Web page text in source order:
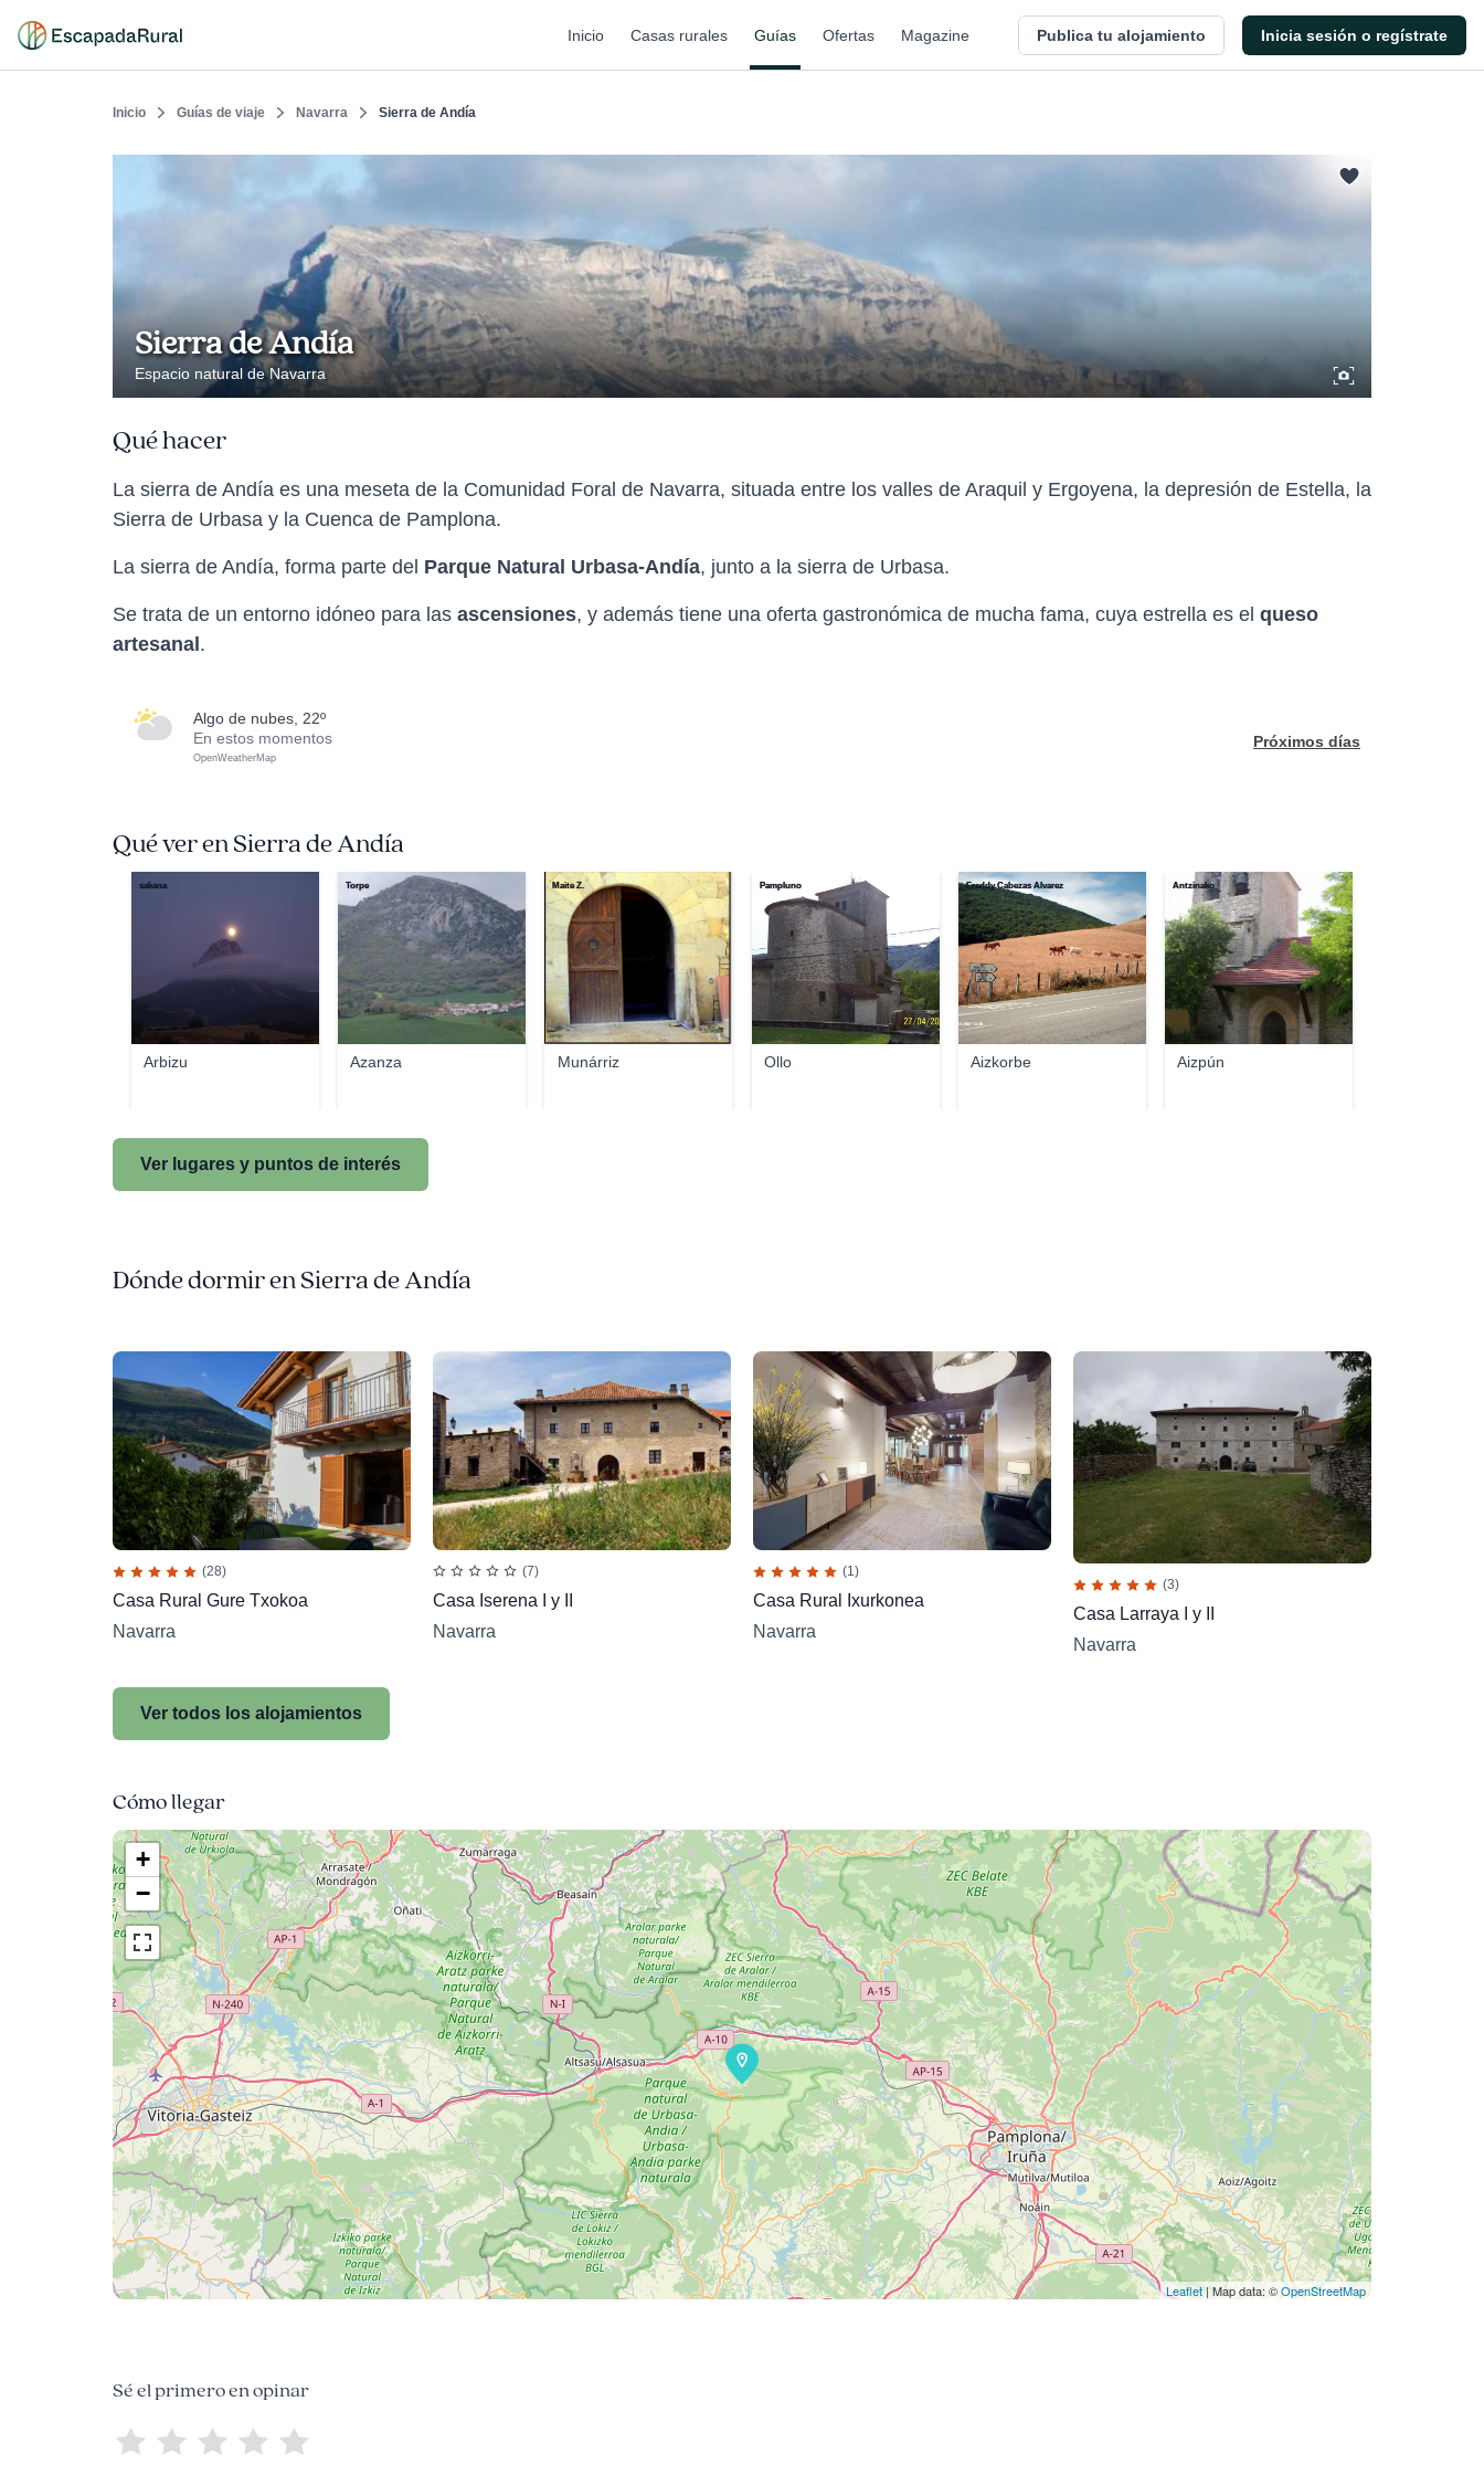
Inicio Casas rurales Guías Ofertas Magazine Publica tu alojamiento Inicia sesión o regístrate
Inicio Guías de viaje Navarra Sierra de Andía
Sierra de Andía
Espacio natural de Navarra
Qué hacer
La sierra de Andía es una meseta de la Comunidad Foral de Navarra, situada entre los valles de Araquil y Ergoyena, la depresión de Estella, la
Sierra de Urbasa y la Cuenca de Pamplona.
La sierra de Andía, forma parte del Parque Natural Urbasa-Andía, junto a la sierra de Urbasa.
Se trata de un entorno idóneo para las ascensiones, y además tiene una oferta gastronómica de mucha fama, cuya estrella es el queso
artesanal .
algo de nubes, 22º
En estos momentos
OpenWeatherMap
Próximos días
Qué ver en Sierra de Andía
Arbizu
sakana
Azanza
Torpe
Munárriz
Maite Z.
Ollo
Pampluno
Aizkorbe
Freddy Cabezas Alvarez
Aizpún
Antzinako
Ver lugares y puntos de interés
Dónde dormir en Sierra de Andía
(28)
Casa Rural Gure Txokoa
Navarra
(7)
Casa Iserena I y II
Navarra
(1)
Casa Rural Ixurkonea
Navarra
(3)
Casa Larraya I y II
Navarra
Ver todos los alojamientos
Cómo llegar
+
−
Leaflet | Map data: ©OpenStreetMap
Sé el primero en opinar